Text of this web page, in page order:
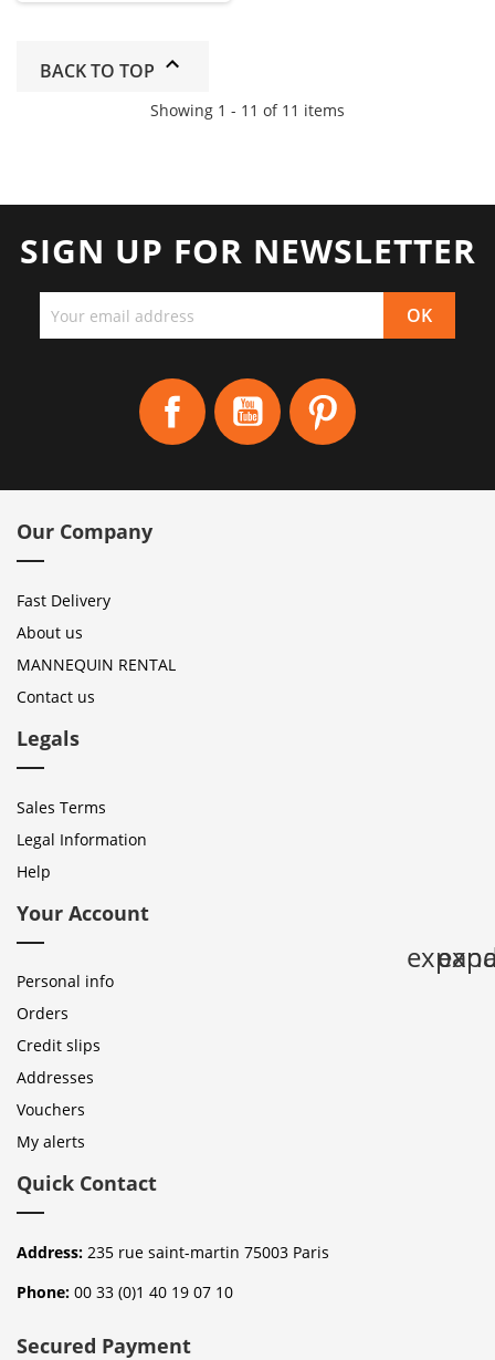
BACK TO TOP
Showing 1 - 11 of 11 items
SIGN UP FOR NEWSLETTER
Facebook YouTube
Our Company
Fast Delivery
About us
MANNEQUIN RENTAL
Contact us
Legals
Sales Terms
Legal Information
Help
Your Account
Personal info
Orders
Credit slips
Addresses
Vouchers
My alerts
Quick Contact
Address: 235 rue saint-martin 75003 Paris
Phone: 00 33 (0)1 40 19 07 10
Secured Payment